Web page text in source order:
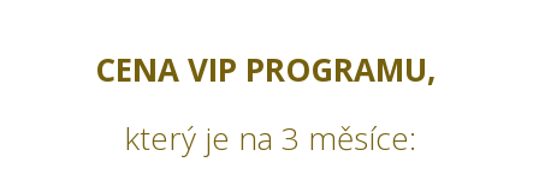
CENA VIP PROGRAMU,
který je na 3 měsíce: